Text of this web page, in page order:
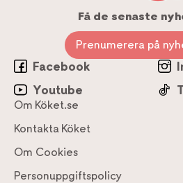
Få de senaste
Prenumerera på
Facebook
Youtube
Om Köket.se
Kontakta Köket
Om Cookies
Personuppgiftspolicy